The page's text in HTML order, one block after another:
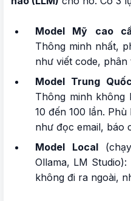
Model Mỹ cao
Thông minh nhất,
như viết code,
Model Trung Quốc
Thông minh không
10 đến 100 lần.
như đọc email, báo
Model Local
Ollama, LM
không đi ra ngoài,